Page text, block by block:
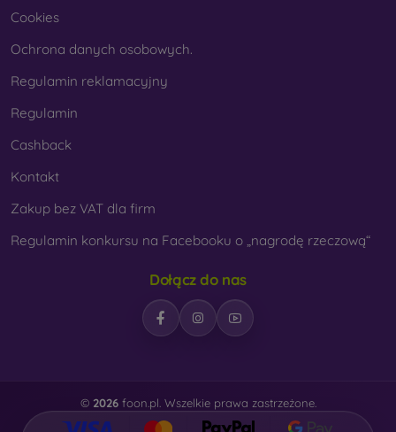
Cookies
Ochrona danych osobowych.
Regulamin reklamacyjny
Regulamin
Cashback
Kontakt
Zakup bez VAT dla firm
Regulamin konkursu na Facebooku o „nagrodę rzeczową“
Dołącz do nas
© 2026foon.pl. Wszelkie prawa zastrzeżone.